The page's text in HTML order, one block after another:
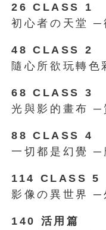
26 CLASS 1
初心者の天堂 ─
48 CLASS 2
隨心所欲玩轉
68 CLASS 3
光與影的畫布 ─
88 CLASS 4
一切都是幻覺 ─
114 CLASS 5
影像の異世界 ─
140 活用篇